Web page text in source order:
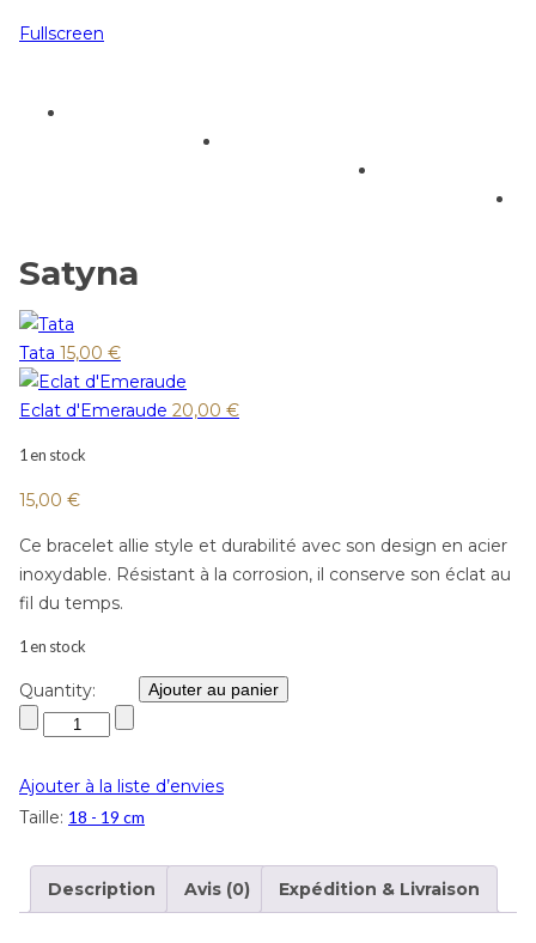
Fullscreen
Satyna
Tata 15,00 €
Eclat d'Emeraude 20,00 €
1 en stock
15,00 €
Ce bracelet allie style et durabilité avec son design en acier
inoxydable. Résistant à la corrosion, il conserve son éclat au
fil du temps.
1 en stock
Quantity: Ajouter au panier
Ajouter à la liste d’envies
Taille: 18 - 19 cm
Description Avis (0) Expédition & Livraison